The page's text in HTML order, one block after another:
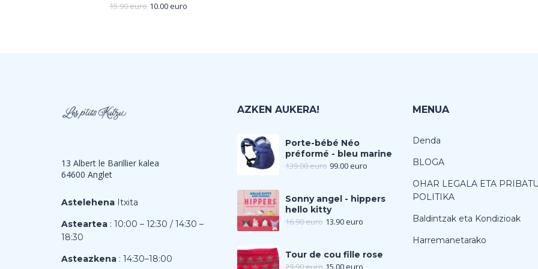
15.90euro 10.00euro
13 Albert le Barillier kalea
64600 Anglet
Astelehena Itxita
Asteartea : 10:00 – 12:30 / 14:30 –
18:30
Asteazkena : 14:30–18:00
AZKEN AUKERA!
Porte-bébé Néo
préformé - bleu marine
139.00euro 99.00euro
Sonny angel - hippers
hello kitty
16.90euro 13.90euro
Tour de cou fille rose
29.90euro 15.00euro
MENUA
Denda
BLOGA
OHAR LEGALA ETA
POLITIKA
Baldintzak eta Kondizioak
Harremanetarako